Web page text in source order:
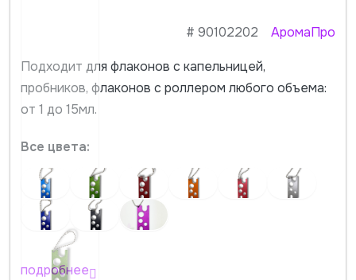
#90102202 АромаПро
Подходит для флаконов с капельницей,
пробников, флаконов с роллером любого объема:
от 1 до 15мл.
Все цвета:
подробнее